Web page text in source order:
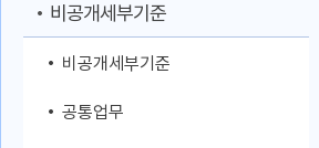
비공개세부기준
비공개세부기준
공통업무